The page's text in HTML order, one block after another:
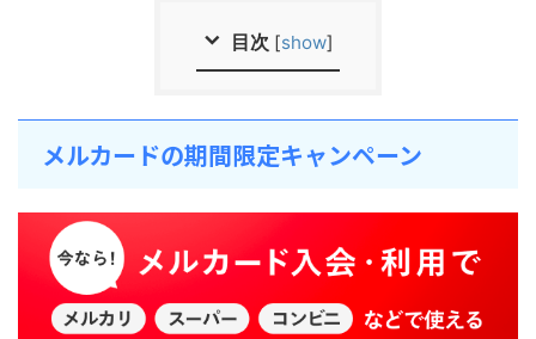
目次 [show]
メルカードの期間限定キャンペーン